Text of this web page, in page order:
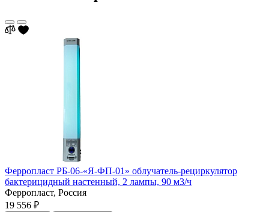
Ферропласт РБ-06-«Я-ФП-01» облучатель-рециркулятор
бактерицидный настенный, 2 лампы, 90 м3/ч
Ферропласт, Россия
19 556 ₽